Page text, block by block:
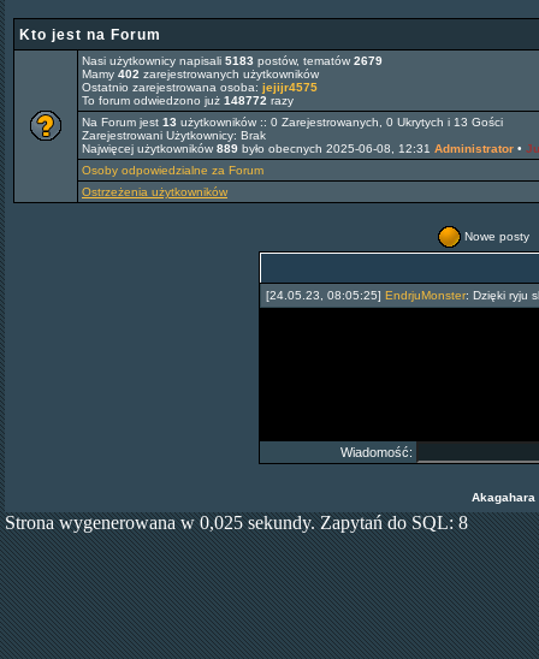
Kto jest na Forum
Nasi użytkownicy napisali 5183 postów, tematów 2679
Mamy 402 zarejestrowanych użytkowników
Ostatnio zarejestrowana osoba: jejijr4575
To forum odwiedzono już 148772 razy
Na Forum jest 13 użytkowników :: 0 Zarejestrowanych, 0 Ukrytych i 13 Gości
Zarejestrowani Użytkownicy: Brak
Najwięcej użytkowników 889 było obecnych 2025-06-08, 12:31 Administrator •
Osoby odpowiedzialne za Forum
Ostrzeżenia użytkowników
Nowe posty
[24.05.23, 08:05:25] EndrjuMonster: Dzięki ryju
Wiadomość:
Akagahara
Strona wygenerowana w 0,025 sekundy. Zapytań do SQL: 8